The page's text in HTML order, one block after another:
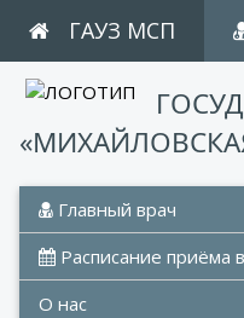
ГАУЗ МСП
Главный врач
Расписание приёма
О нас